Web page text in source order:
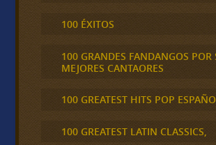
100 ÉXITOS
100 GRANDES FANDANGOS POR
MEJORES CANTAORES
100 GREATEST HITS POP
100 GREATEST LATIN CLASSICS,